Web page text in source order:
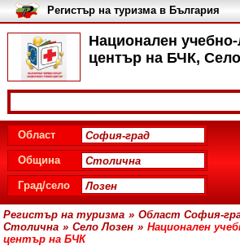
Национален учебно-
център на БЧК,
Регистър на туризма в България
Област
Община
Град/село
Регистър на туризма » Област София-
Столична » Село Лозен » Национален
център на БЧК